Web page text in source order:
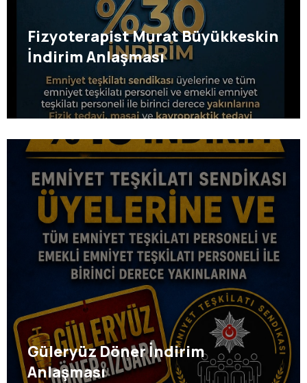
Fizyoterapist Murat Büyükkeskin
İndirim Anlaşması
Güleryüz Döner İndirim
Anlaşması